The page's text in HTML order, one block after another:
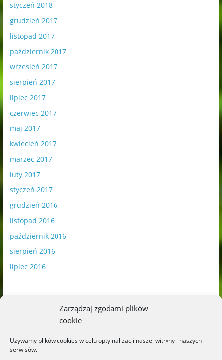
Zarządzaj zgodami plików
cookie
Używamy plików cookies w celu optymalizacji naszej witryny i naszych
serwisów.
styczeń 2018
grudzień 2017
listopad 2017
październik 2017
wrzesień 2017
sierpień 2017
lipiec 2017
czerwiec 2017
maj 2017
kwiecień 2017
marzec 2017
luty 2017
styczeń 2017
grudzień 2016
listopad 2016
październik 2016
sierpień 2016
lipiec 2016